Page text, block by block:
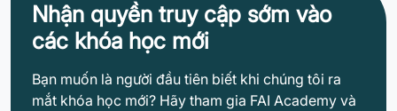
Nhận quyền truy cập sớm vào
các khóa học mới
Bạn muốn là người đầu tiên biết khi chúng tôi ra
mắt khóa học mới? Hãy tham gia FAI Academy và